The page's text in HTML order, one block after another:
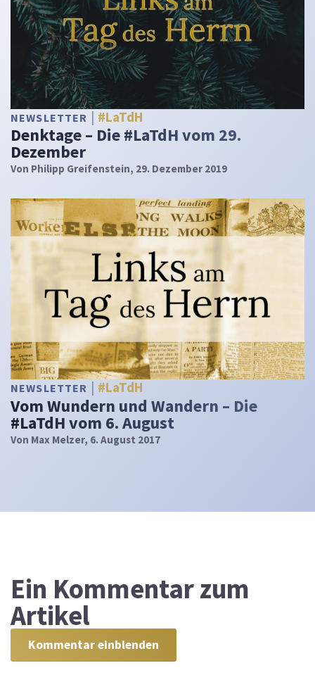
NEWSLETTER #LaTdH
Denktage – Die #LaTdH vom 29.
Dezember
Von Philipp Greifenstein, 29. Dezember 2019
NEWSLETTER #LaTdH
Vom Wundern und Wandern – Die
#LaTdH vom 6. August
Von Max Melzer, 6. August 2017
Ein Kommentar zum
Artikel
Kommentar einblenden